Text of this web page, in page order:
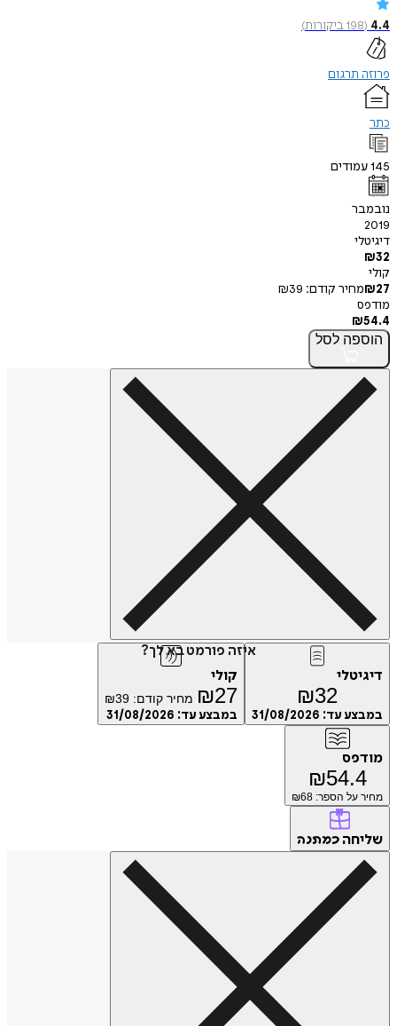
4.4
(
198ביקורות)
פרוזה תרגום
כתר
145עמודים
נובמבר
2019
דיגיטלי
₪32
קולי
₪27 מחיר קודם: ₪39
מודפס
₪54.4
הוספה לסל
איזה פורמט בא לך?
דיגיטלי
₪32
במבצע עד: 31/08/2026
קולי
₪27 מחיר קודם: ₪39
במבצע עד: 31/08/2026
מודפס
₪54.4
מחיר על הספר: ₪ 68
שליחה כמתנה